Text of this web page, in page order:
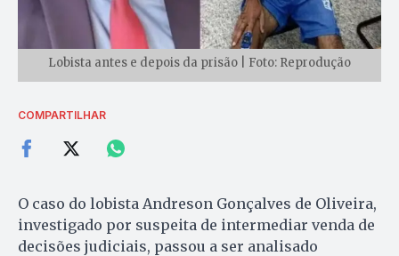
Lobista antes e depois da prisão | Foto: Reprodução
COMPARTILHAR
O caso do lobista Andreson Gonçalves de Oliveira,
investigado por suspeita de intermediar venda de
decisões judiciais, passou a ser analisado